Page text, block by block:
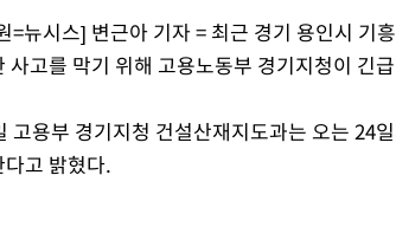
=뉴시스] 변근아 기자 = 최근 경기 용인시 기
사고를 막기 위해 고용노동부 경기지청이 긴
고용부 경기지청 건설산재지도과는 오는 24
고 밝혔다.